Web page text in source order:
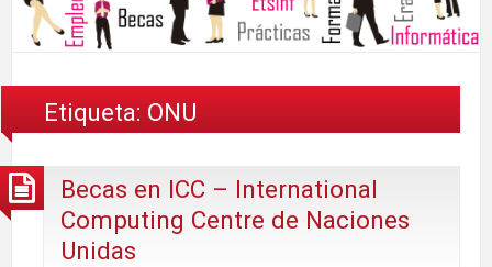
Etiqueta: ONU
Becas en ICC – International
Computing Centre de Naciones
Unidas